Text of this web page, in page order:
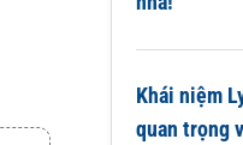
Khái niệm
quan trọng